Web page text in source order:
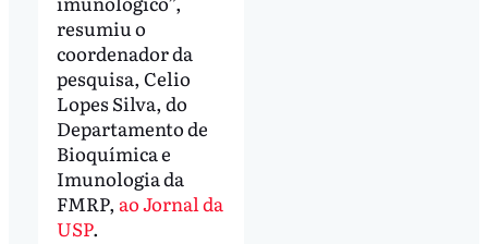
resumiu o
coordenador da
pesquisa, Celio
Lopes Silva, do
Departamento de
Bioquímica e
Imunologia da
FMRP, ao Jornal da
USP.